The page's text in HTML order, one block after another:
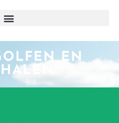
EN